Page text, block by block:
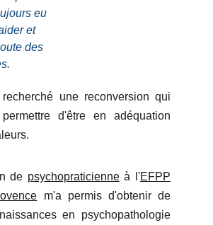
une reconversion qui
d'être en adéquation
de psychopraticienneà l'EFPP
m'a permis d'obtenir de
en psychopathologie
eu
et
des